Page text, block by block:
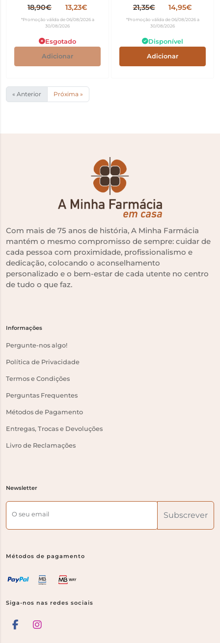
Desmaquilhante Pele
Reativa 400ml
18,90€ 13,23€
*Promoção válida de 06/08/2026 a
30/08/2026
Esgotado
Adicionar
Desmaquilhante 200ml
21,35€ 14,95€
*Promoção válida de 06/08/2026 a
30/08/2026
Disponível
Adicionar
« Anterior Próxima »
Com mais de 75 anos de história, A Minha Farmácia
mantém o mesmo compromisso de sempre: cuidar de
cada pessoa com proximidade, profissionalismo e
dedicação, colocando o aconselhamento
personalizado e o bem-estar de cada utente no centro
de tudo o que faz.
Informações
Pergunte-nos algo!
Política de Privacidade
Termos e Condições
Perguntas Frequentes
Métodos de Pagamento
Entregas, Trocas e Devoluções
Livro de Reclamações
Newsletter
O seu email Subscrever
Métodos de pagamento
Siga-nos nas redes sociais